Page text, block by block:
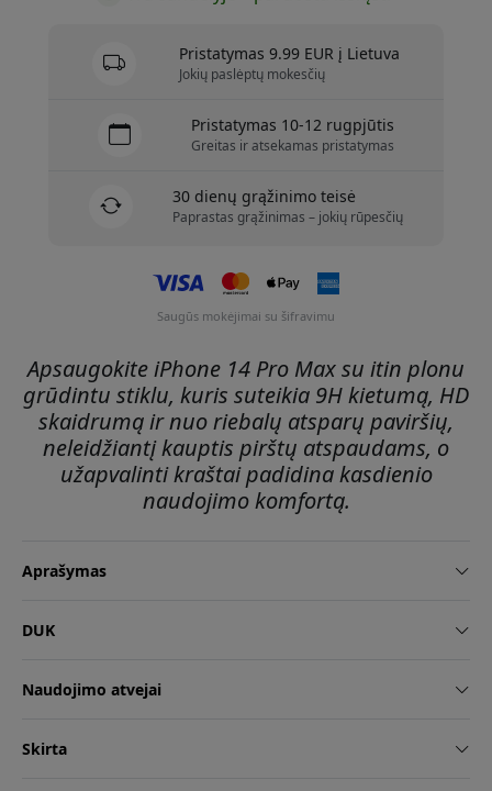
Pristatymas 9.99 EUR į Lietuva
Jokių paslėptų mokesčių
Pristatymas 10-12 rugpjūtis
Greitas ir atsekamas pristatymas
30 dienų grąžinimo teisė
Paprastas grąžinimas – jokių rūpesčių
Saugūs mokėjimai su šifravimu
Apsaugokite iPhone 14 Pro Max su itin plonu
grūdintu stiklu, kuris suteikia 9H kietumą, HD
skaidrumą ir nuo riebalų atsparų paviršių,
neleidžiantį kauptis pirštų atspaudams, o
užapvalinti kraštai padidina kasdienio
naudojimo komfortą.
Aprašymas
DUK
Naudojimo atvejai
Skirta